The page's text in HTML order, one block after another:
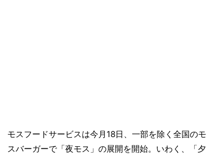
モスフードサービスは今月18日、一部を除く全国のモ
スバーガーで「夜モス」の展開を開始。いわく、「夕